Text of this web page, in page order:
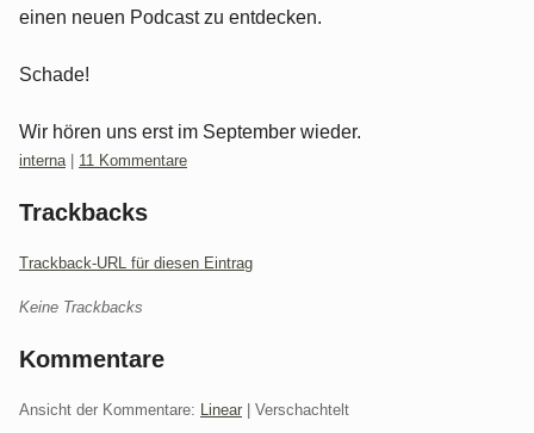
einen neuen Podcast zu entdecken.
Schade!
Wir hören uns erst im September wieder.
Kategorien:
interna 11 Kommentare
Trackbacks
Trackback-URL für diesen Eintrag
Keine Trackbacks
Kommentare
Ansicht der Kommentare: Linear | Verschachtelt